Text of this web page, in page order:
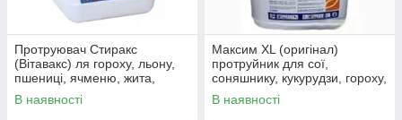
Протруювач Стиракс
(Вітавакс) ля гороху, льону,
пшениці, ячменю, жита,
кукурудзи (карбоксин +
тирам)
В наявності
Максим ХL (оригінал)
протруйник для сої,
соняшнику, кукурудзи, гороху,
парсу, цукрових буряків
В наявності